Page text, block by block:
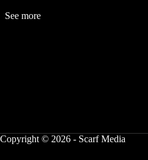
See more
Copyright © 2026 - Scarf Media